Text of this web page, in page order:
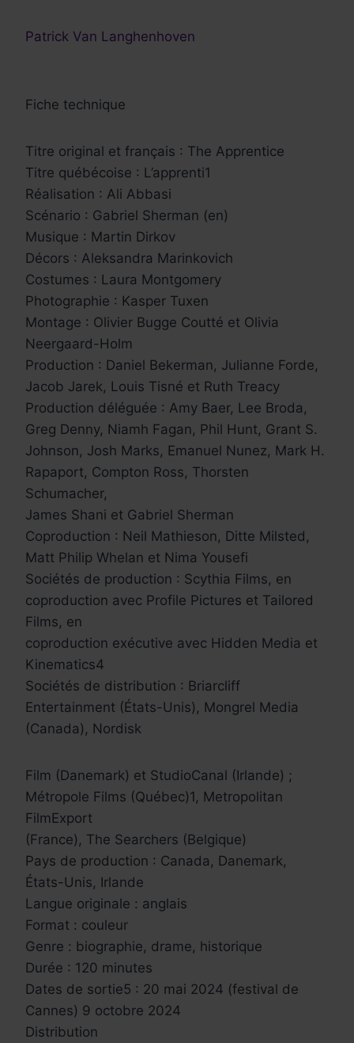
Patrick Van Langhenhoven
Fiche technique
Titre original et français : The Apprentice
Titre québécoise : L’apprenti1
Réalisation : Ali Abbasi
Scénario : Gabriel Sherman (en)
Musique : Martin Dirkov
Décors : Aleksandra Marinkovich
Costumes : Laura Montgomery
Photographie : Kasper Tuxen
Montage : Olivier Bugge Coutté et Olivia
Neergaard-Holm
Production : Daniel Bekerman, Julianne Forde,
Jacob Jarek, Louis Tisné et Ruth Treacy
Production déléguée : Amy Baer, Lee Broda,
Greg Denny, Niamh Fagan, Phil Hunt, Grant S.
Johnson, Josh Marks, Emanuel Nunez, Mark H.
Rapaport, Compton Ross, Thorsten
Schumacher,
James Shani et Gabriel Sherman
Coproduction : Neil Mathieson, Ditte Milsted,
Matt Philip Whelan et Nima Yousefi
Sociétés de production : Scythia Films, en
coproduction avec Profile Pictures et Tailored
Films, en
coproduction exécutive avec Hidden Media et
Kinematics4
Sociétés de distribution : Briarcliff
Entertainment (États-Unis), Mongrel Media
(Canada), Nordisk
Film (Danemark) et StudioCanal (Irlande) ;
Métropole Films (Québec)1, Metropolitan
FilmExport
(France), The Searchers (Belgique)
Pays de production : Canada, Danemark,
États-Unis, Irlande
Langue originale : anglais
Format : couleur
Genre : biographie, drame, historique
Durée : 120 minutes
Dates de sortie5 : 20 mai 2024 (festival de
Cannes) 9 octobre 2024
Distribution